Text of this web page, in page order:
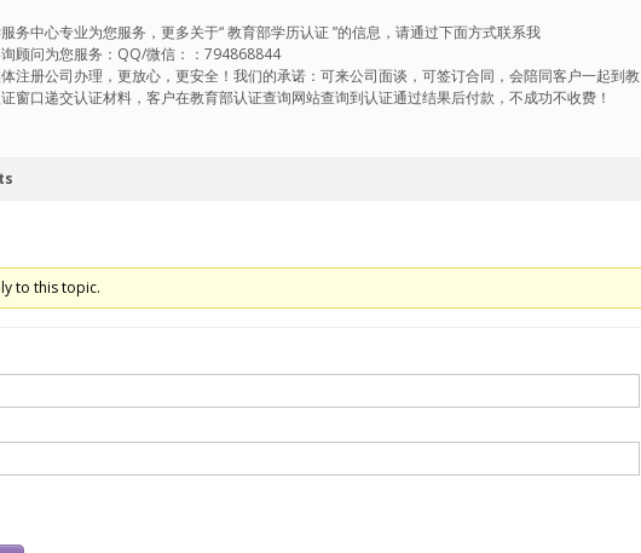
务中心专业为您服务，更多关于“ 教育部学历认证 ”的信息，请通过下面方式联系我
顾问为您服务：QQ/微信：：794868844
注册公司办理，更放心，更安全！我们的承诺：可来公司面谈，可签订合同，会陪同客户一起到教
窗口递交认证材料，客户在教育部认证查询网站查询到认证通过结果后付款，不成功不收费！
to this topic.